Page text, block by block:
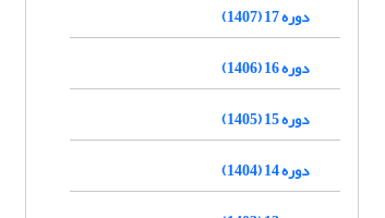
دوره 17 (1407)
دوره 16 (1406)
دوره 15 (1405)
دوره 14 (1404)